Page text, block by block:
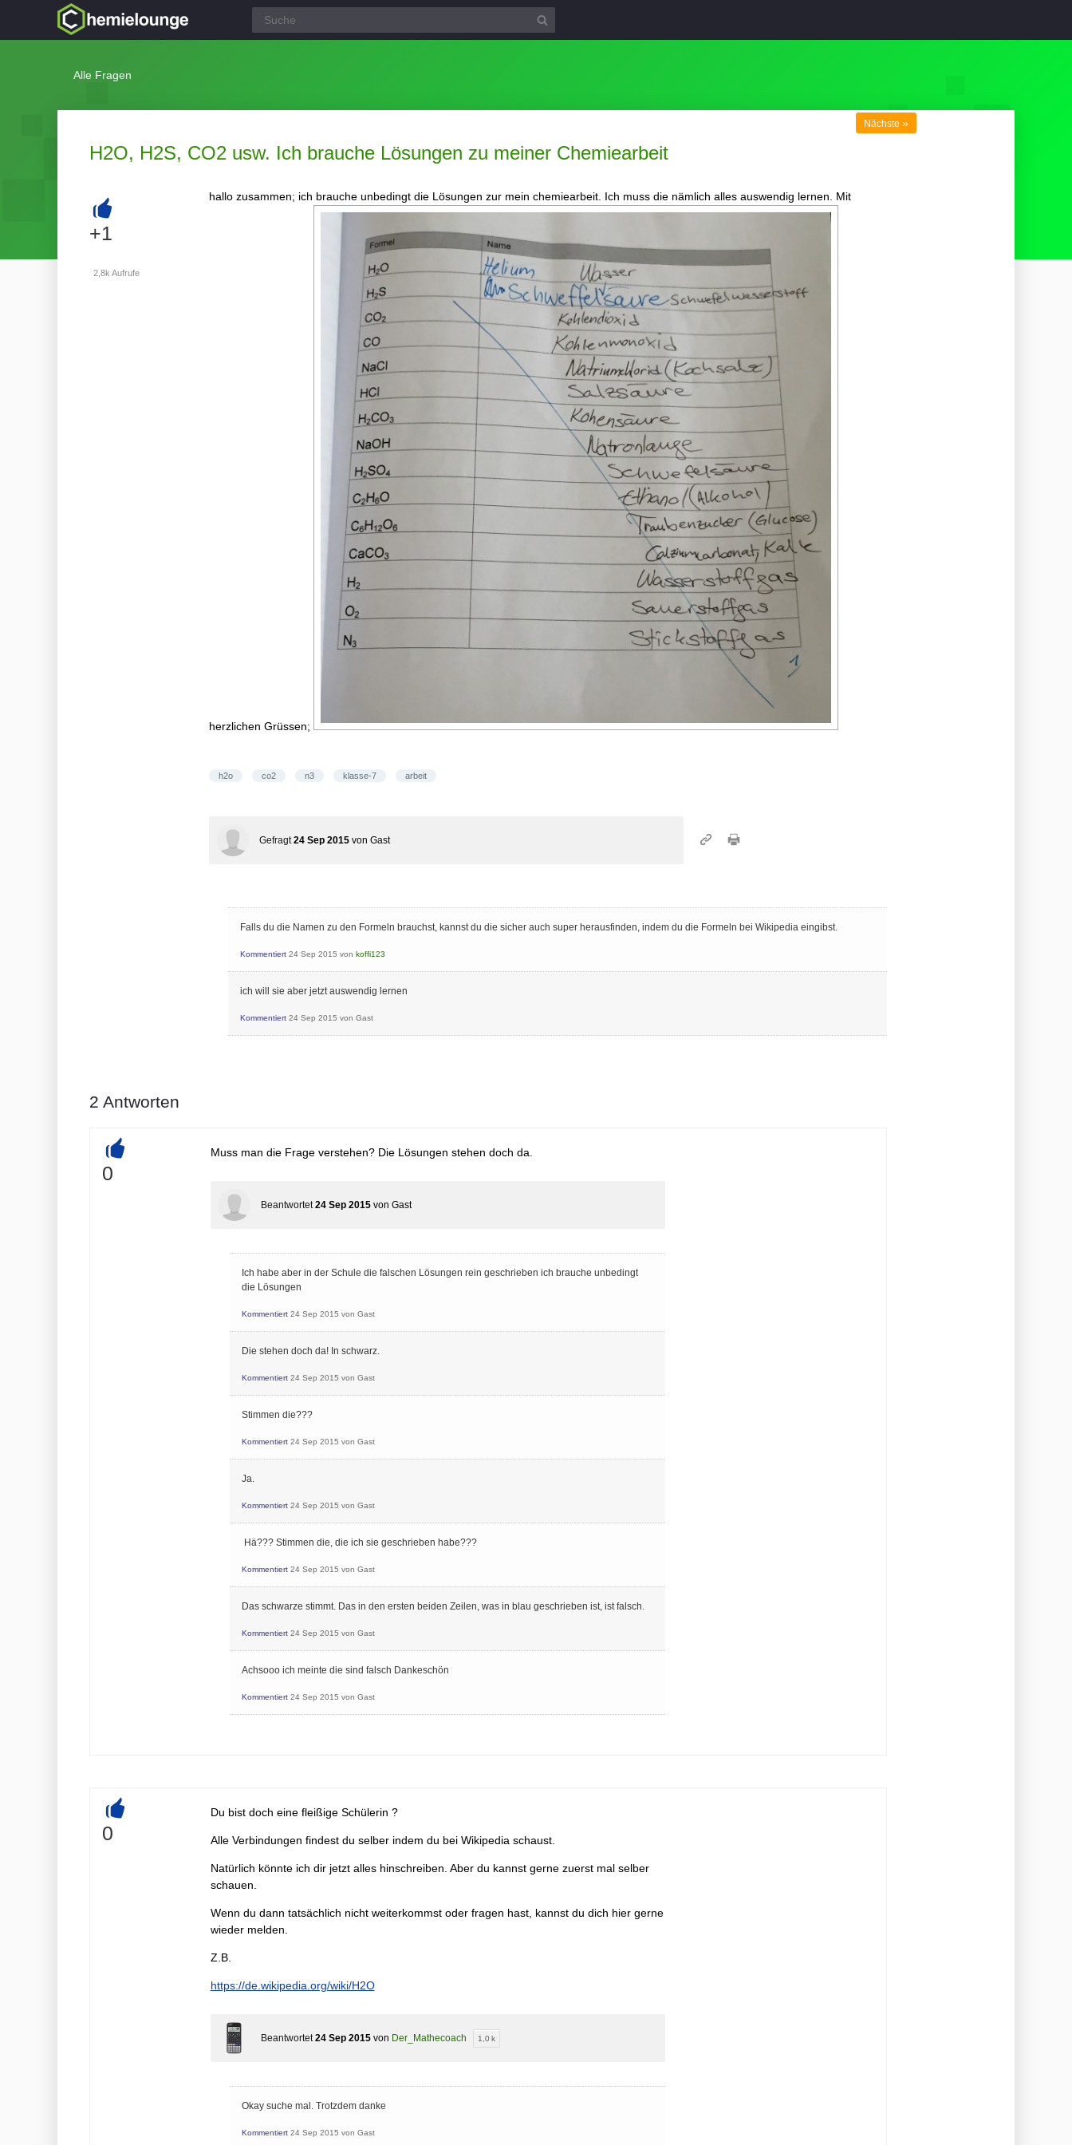
Alle Fragen
H2O, H2S, CO2 usw. Ich brauche Lösungen zu meiner Chemiearbeit
Nächste »
+
+1
2,8k Aufrufe
hallo zusammen; ich brauche unbedingt die Lösungen zur mein chemiearbeit. Ich muss die nämlich alles auswendig lernen. Mit
herzlichen Grüssen;
h2o co2 n3 klasse-7 arbeit
Gefragt 24 Sep 2015 von Gast
Falls du die Namen zu den Formeln brauchst, kannst du die sicher auch super herausfinden, indem du die Formeln bei Wikipedia eingibst.
Kommentiert 24 Sep 2015 von koffi123
ich will sie aber jetzt auswendig lernen
Kommentiert 24 Sep 2015 von Gast
2 Antworten
+
0
Muss man die Frage verstehen? Die Lösungen stehen doch da.
Beantwortet 24 Sep 2015 von Gast
Ich habe aber in der Schule die falschen Lösungen rein geschrieben ich brauche unbedingt
die Lösungen
Kommentiert 24 Sep 2015 von Gast
Die stehen doch da! In schwarz.
Kommentiert 24 Sep 2015 von Gast
Stimmen die???
Kommentiert 24 Sep 2015 von Gast
Ja.
Kommentiert 24 Sep 2015 von Gast
Hä??? Stimmen die, die ich sie geschrieben habe???
Kommentiert 24 Sep 2015 von Gast
Das schwarze stimmt. Das in den ersten beiden Zeilen, was in blau geschrieben ist, ist falsch.
Kommentiert 24 Sep 2015 von Gast
Achsooo ich meinte die sind falsch Dankeschön
Kommentiert 24 Sep 2015 von Gast
+
0
Du bist doch eine fleißige Schülerin ?
Alle Verbindungen findest du selber indem du bei Wikipedia schaust.
Natürlich könnte ich dir jetzt alles hinschreiben. Aber du kannst gerne zuerst mal selber
schauen.
Wenn du dann tatsächlich nicht weiterkommst oder fragen hast, kannst du dich hier gerne
wieder melden.
Z.B.
https://de.wikipedia.org/wiki/H2O
Beantwortet 24 Sep 2015 von Der_Mathecoach 1,0 k
Okay suche mal. Trotzdem danke
Kommentiert 24 Sep 2015 von Gast